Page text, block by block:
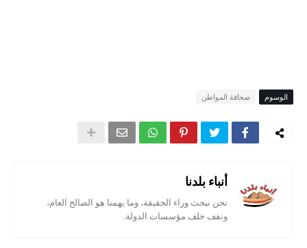
الوسوم صحافة المواطن
أنباء بلدنا
نحن نبحث وراء الحقيقة، وما يهمنا هو الصالح العام،
ونقف خلف مؤسسات الدولة.